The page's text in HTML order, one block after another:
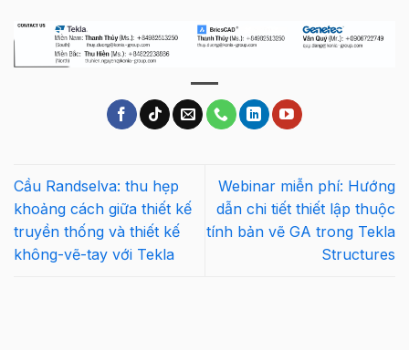
Cầu Randselva: thu hẹp
khoảng cách giữa thiết kế
truyền thống và thiết kế
không-vẽ-tay với Tekla
Webinar miễn phí: Hướng
dẫn chi tiết thiết lập thuộc
tính bản vẽ GA trong Tekla
Structures